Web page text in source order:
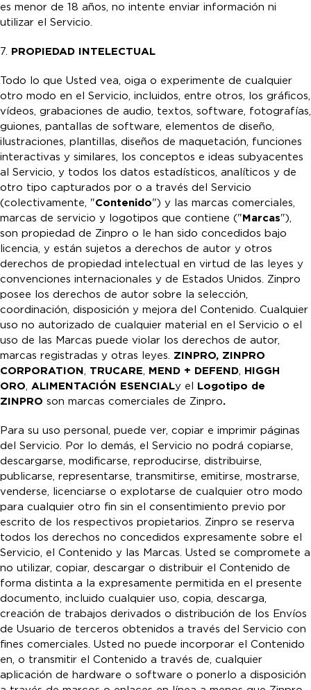
es menor de 18 años, no intente enviar información ni
utilizar el Servicio.
7. PROPIEDAD INTELECTUAL
Todo lo que Usted vea, oiga o experimente de cualquier
otro modo en el Servicio, incluidos, entre otros, los gráficos,
vídeos, grabaciones de audio, textos, software, fotografías,
guiones, pantallas de software, elementos de diseño,
ilustraciones, plantillas, diseños de maquetación, funciones
interactivas y similares, los conceptos e ideas subyacentes
al Servicio, y todos los datos estadísticos, analíticos y de
otro tipo capturados por o a través del Servicio
(colectivamente, "Contenido") y las marcas comerciales,
marcas de servicio y logotipos que contiene ("Marcas"),
son propiedad de Zinpro o le han sido concedidos bajo
licencia, y están sujetos a derechos de autor y otros
derechos de propiedad intelectual en virtud de las leyes y
convenciones internacionales y de Estados Unidos. Zinpro
posee los derechos de autor sobre la selección,
coordinación, disposición y mejora del Contenido. Cualquier
uso no autorizado de cualquier material en el Servicio o el
uso de las Marcas puede violar los derechos de autor,
marcas registradas y otras leyes. ZINPRO, ZINPRO
CORPORATION, TRUCARE, MEND + DEFEND, HIGGH
ORO, ALIMENTACIÓN ESENCIALy el Logotipo de
ZINPRO son marcas comerciales de Zinpro.
Para su uso personal, puede ver, copiar e imprimir páginas
del Servicio. Por lo demás, el Servicio no podrá copiarse,
descargarse, modificarse, reproducirse, distribuirse,
publicarse, representarse, transmitirse, emitirse, mostrarse,
venderse, licenciarse o explotarse de cualquier otro modo
para cualquier otro fin sin el consentimiento previo por
escrito de los respectivos propietarios. Zinpro se reserva
todos los derechos no concedidos expresamente sobre el
Servicio, el Contenido y las Marcas. Usted se compromete a
no utilizar, copiar, descargar o distribuir el Contenido de
forma distinta a la expresamente permitida en el presente
documento, incluido cualquier uso, copia, descarga,
creación de trabajos derivados o distribución de los Envíos
de Usuario de terceros obtenidos a través del Servicio con
fines comerciales. Usted no puede incorporar el Contenido
en, o transmitir el Contenido a través de, cualquier
aplicación de hardware o software o ponerlo a disposición